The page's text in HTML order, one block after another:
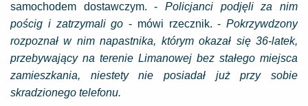
samochodem dostawczym. - Policjanci podjęli za nim
pościg i zatrzymali go - mówi rzecznik. - Pokrzywdzony
rozpoznał w nim napastnika, którym okazał się 36-latek,
przebywający na terenie Limanowej bez stałego miejsca
zamieszkania, niestety nie posiadał już przy sobie
skradzionego telefonu.